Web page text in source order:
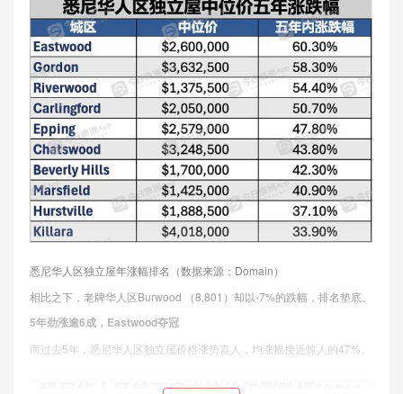
悉尼华人区独立屋年涨幅排名（数据来源：Domain）
相比之下，老牌华人区Burwood （8,801）却以-7%的跌幅，排名垫底。
5年劲涨逾6成，Eastwood夺冠
而过去5年，悉尼华人区独立屋价格涨势喜人，均涨幅接近惊人的47%。